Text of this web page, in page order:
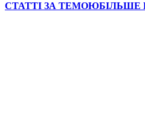
СТАТТІ ЗА ТЕМОЮБІЛЬШЕ